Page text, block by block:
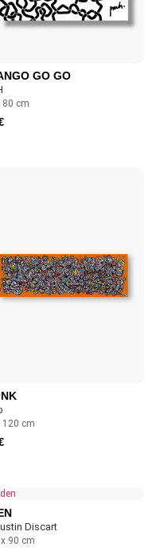
GO GO
80 cm
120 cm
Discart
90 cm